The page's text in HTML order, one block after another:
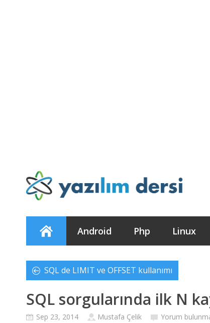
Android Php Linux
SQL de LIMIT ve OFFSET kullanımı
SQL sorgularında ilk N
Sep 23, 2014 Mustafa Çelik
Yorum